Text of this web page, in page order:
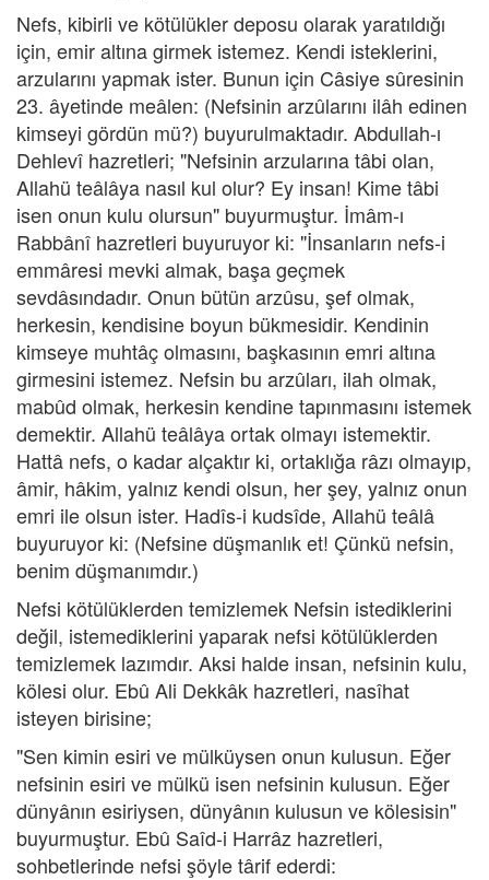
Nefs, kibirli ve kötülükler deposu olarak yaratıldığı
için, emir altına girmek istemez. Kendi isteklerini,
arzularını yapmak ister. Bunun için Câsiye sûresinin
23. âyetinde meâlen: (Nefsinin arzûlarını ilâh edinen
kimseyi gördün mü?) buyurulmaktadır. Abdullah-ı
Dehlevî hazretleri; "Nefsinin arzularına tâbi olan,
Allahü teâlâya nasıl kul olur? Ey insan! Kime tâbi
isen onun kulu olursun" buyurmuştur. İmâm-ı
Rabbânî hazretleri buyuruyor ki: "İnsanların nefs-i
emmâresi mevki almak, başa geçmek
sevdâsındadır. Onun bütün arzûsu, şef olmak,
herkesin, kendisine boyun bükmesidir. Kendinin
kimseye muhtâç olmasını, başkasının emri altına
girmesini istemez. Nefsin bu arzûları, ilah olmak,
mabûd olmak, herkesin kendine tapınmasını istemek
demektir. Allahü teâlâya ortak olmayı istemektir.
Hattâ nefs, o kadar alçaktır ki, ortaklığa râzı olmayıp,
âmir, hâkim, yalnız kendi olsun, her şey, yalnız onun
emri ile olsun ister. Hadîs-i kudsîde, Allahü teâlâ
buyuruyor ki: (Nefsine düşmanlık et! Çünkü nefsin,
benim düşmanımdır.)
Nefsi kötülüklerden temizlemek Nefsin istediklerini
değil, istemediklerini yaparak nefsi kötülüklerden
temizlemek lazımdır. Aksi halde insan, nefsinin kulu,
kölesi olur. Ebû Ali Dekkâk hazretleri, nasîhat
isteyen birisine;
"Sen kimin esiri ve mülküysen onun kulusun. Eğer
nefsinin esiri ve mülkü isen nefsinin kulusun. Eğer
dünyânın esiriysen, dünyânın kulusun ve kölesisin"
buyurmuştur. Ebû Saîd-i Harrâz hazretleri,
sohbetlerinde nefsi şöyle târif ederdi: